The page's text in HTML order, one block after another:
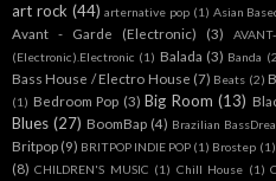
art rock (44) arternative pop (1) Asian
Avant - Garde (Electronic)
(3)
(Electronic).Electronic (1) Balada (3) Banda
Bass House / Electro House (7) Beats (2)
(1) Bedroom Pop (3) Big Room (13)
Blues (27) BoomBap (4) Brazilian
Britpop (9) BRITPOP INDIE POP (1) Brostep (1)
(8) CHILDREN'S MUSIC (1) Chill House (1)